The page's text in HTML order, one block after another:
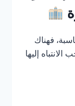
فهناك
إليها